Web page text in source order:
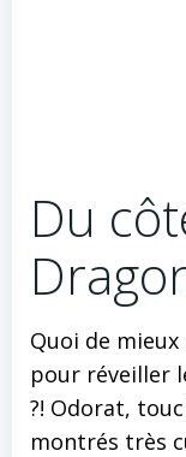
Du
Quoi de mieux
pour réveiller
?! Odorat,
montrés très